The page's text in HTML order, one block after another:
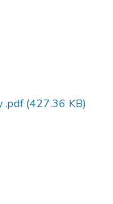
.pdf(427.36 KB)